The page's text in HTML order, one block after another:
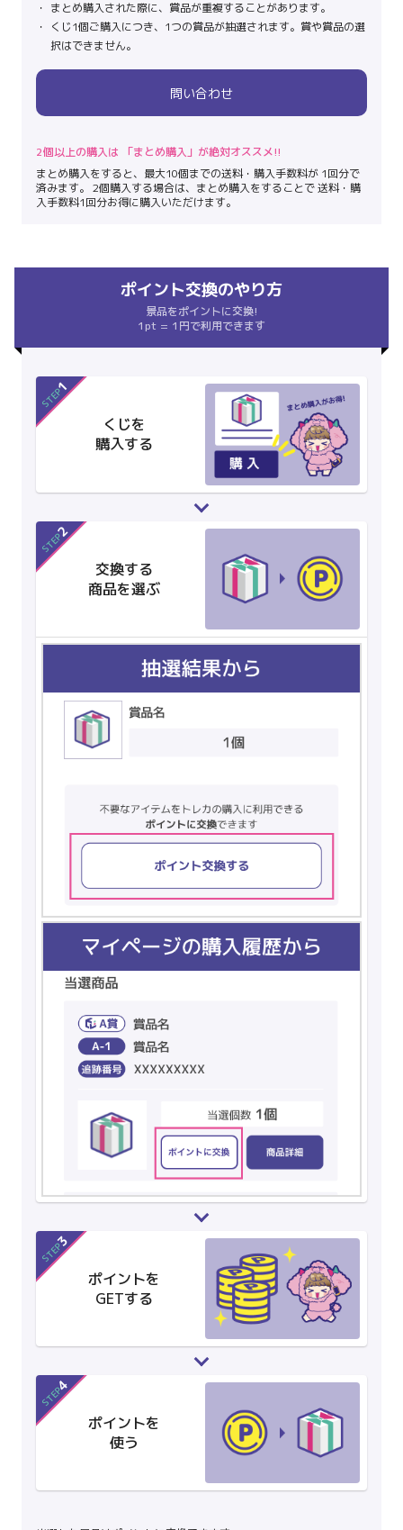
まとめ購入された際に、賞品が重複することがあります。
くじ1個ご購入につき、1つの賞品が抽選されます。賞や賞品の選
択はできません。
問い合わせ
2個以上の購入は 「まとめ購入」が絶対オススメ!!
まとめ購入をすると、最大10個までの送料・購入手数料が 1回分で
済みます。 2個購入する場合は、まとめ購入をすることで 送料・購
入手数料1回分お得に購入いただけます。
ポイント交換のやり方
景品をポイントに交換!
1pt = 1円で利用できます
STEP1
くじを
購入する
STEP2
交換する
商品を選ぶ
STEP3
ポイントを
GETする
STEP4
ポイントを
使う